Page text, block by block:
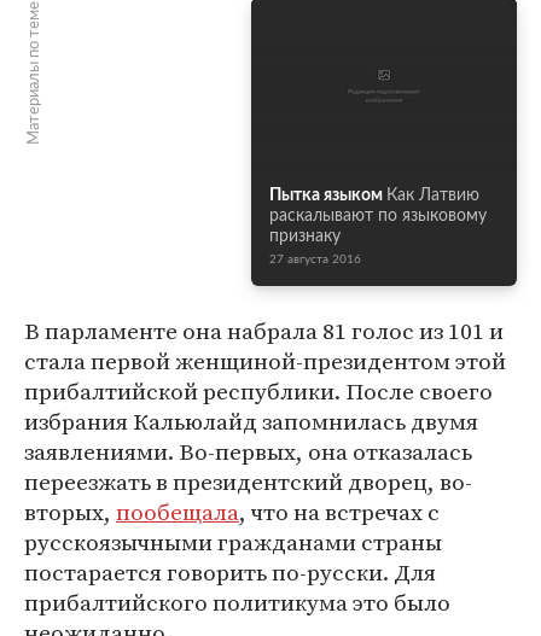
Материалы по теме
Пытка языком Как Латвию
раскалывают по языковому
признаку
27 августа 2016
В парламенте она набрала 81 голос из 101 и
стала первой женщиной-президентом этой
прибалтийской республики. После своего
избрания Кальюлайд запомнилась двумя
заявлениями. Во-первых, она отказалась
переезжать в президентский дворец, во-
вторых, пообещала, что на встречах с
русскоязычными гражданами страны
постарается говорить по-русски. Для
прибалтийского политикума это было